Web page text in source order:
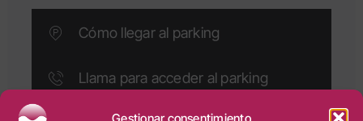
Gestionar consentimiento
Cómo llegar al parking
Llama para acceder al parking